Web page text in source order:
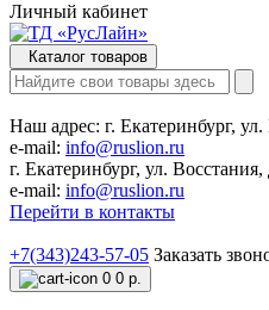
Личный кабинет
Каталог товаров
Наш адрес: г. Екатеринбург,
e-mail: info@ruslion.ru
г. Екатеринбург, ул.
e-mail: info@ruslion.ru
Перейти в контакты
+7(343)243-57-05 Заказать
0 0 р.